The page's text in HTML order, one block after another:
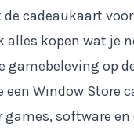
de cadeaukaart
alles kopen wat je
gamebeleving op
een Window Store
games, software